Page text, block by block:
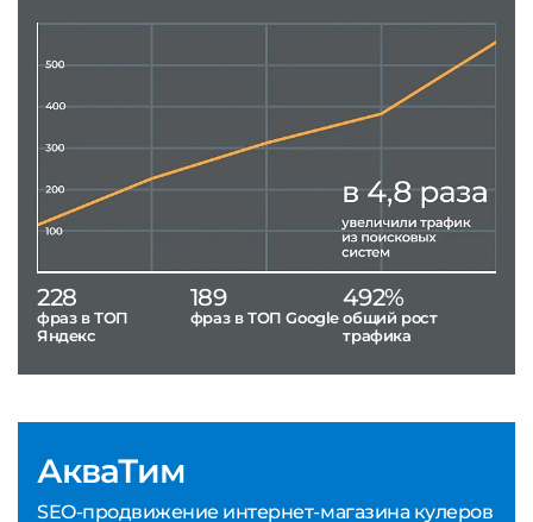
АкваТим
SEO-продвижение интернет-магазина кулеров
228
фраз в ТОП
Яндекс
189
фраз в ТОП Google
492%
общий рост
трафика